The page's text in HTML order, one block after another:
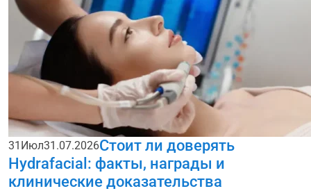
31 Июл31.07.2026Стоит ли доверять
Hydrafacial: факты, награды и
клинические доказательства